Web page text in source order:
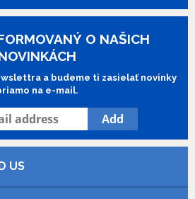
O NAŠICH
a budeme ti zasielať novinky
na e-mail.
US